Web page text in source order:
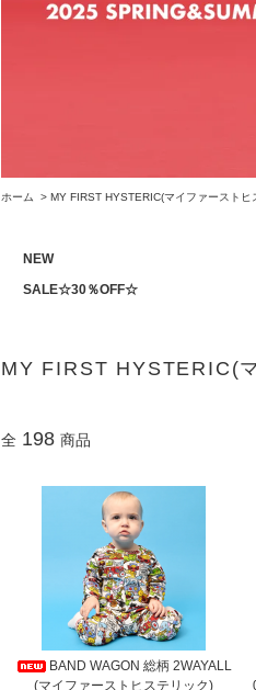
ホーム > MY FIRST HYSTERIC(マイファーストヒ
NEW
SALE☆30％OFF☆
MY FIRST HYSTERIC(
全 198 商品
BAND WAGON 総柄 2WAYALL
(マイファーストヒステリック)